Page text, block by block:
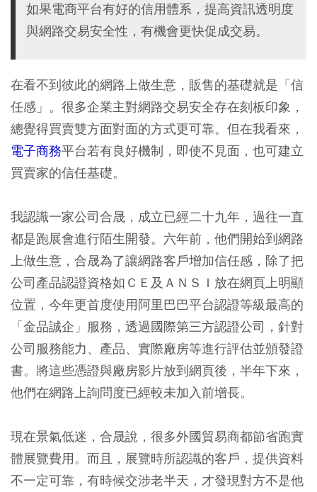
如果電商平台有好的信用體系，提高資訊透明度
與網路交易安全性，有機會更快促成交易。
在看不到彼此的網路上做生意，販售的基礎就是「信
任感」。很多企業主對網路交易安全存在刻板印象，
總覺得買賣雙方面對面的方式更可靠。但在我看來，
電子商務平台若有良好機制，即使不見面，也可建立
買賣家的信任基礎。
我認識一家公司合晟，成立已經二十九年，過往一直
都是跑展會進行陌生開發。六年前，他們開始到網路
上做生意，合晟為了讓網路客戶增加信任感，除了把
公司產品認證資格如ＣＥ及ＡＮＳＩ放在網頁上明顯
位置，今年更首度使用阿里巴巴平台認證等級最高的
「金品誠企」服務，透過國際第三方認證公司，針對
公司服務能力、產品、實際廠房等進行評估並頒發證
書。將這些憑證與廠房影片放到網頁後，半年下來，
他們在網路上詢問度已經較未加入前增長。
現在景氣低迷，合晟說，很多外國貿易商都節省跑實
體展覽費用。而且，展覽時所認識的客戶，提供資料
不一定可靠，有時候交涉老半天，才發現對方不是他